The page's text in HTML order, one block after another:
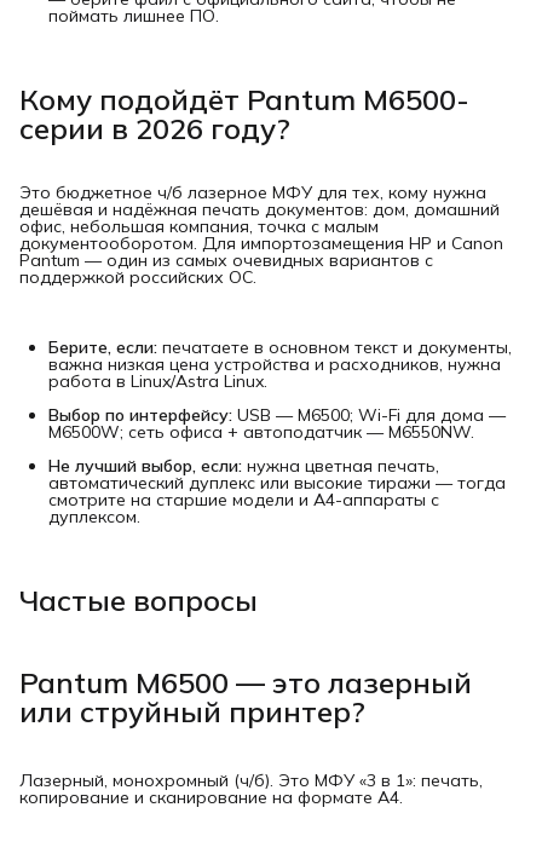
поймать лишнее ПО.
Кому подойдёт Pantum M6500-
серии в 2026 году?
Это бюджетное ч/б лазерное МФУ для тех, кому нужна
дешёвая и надёжная печать документов: дом, домашний
офис, небольшая компания, точка с малым
документооборотом. Для импортозамещения HP и Canon
Pantum — один из самых очевидных вариантов с
поддержкой российских ОС.
Берите, если: печатаете в основном текст и документы,
важна низкая цена устройства и расходников, нужна
работа в Linux/Astra Linux.
Выбор по интерфейсу: USB — M6500; Wi-Fi для дома —
M6500W; сеть офиса + автоподатчик — M6550NW.
Не лучший выбор, если: нужна цветная печать,
автоматический дуплекс или высокие тиражи — тогда
смотрите на старшие модели и А4-аппараты с
дуплексом.
Частые вопросы
Pantum M6500 — это лазерный
или струйный принтер?
Лазерный, монохромный (ч/б). Это МФУ «3 в 1»: печать,
копирование и сканирование на формате A4.